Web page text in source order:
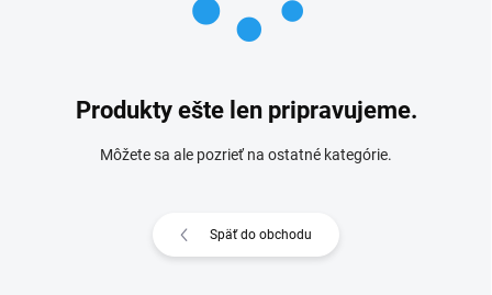
Produkty ešte len pripravujeme.
Môžete sa ale pozrieť na ostatné kategórie.
Späť do obchodu